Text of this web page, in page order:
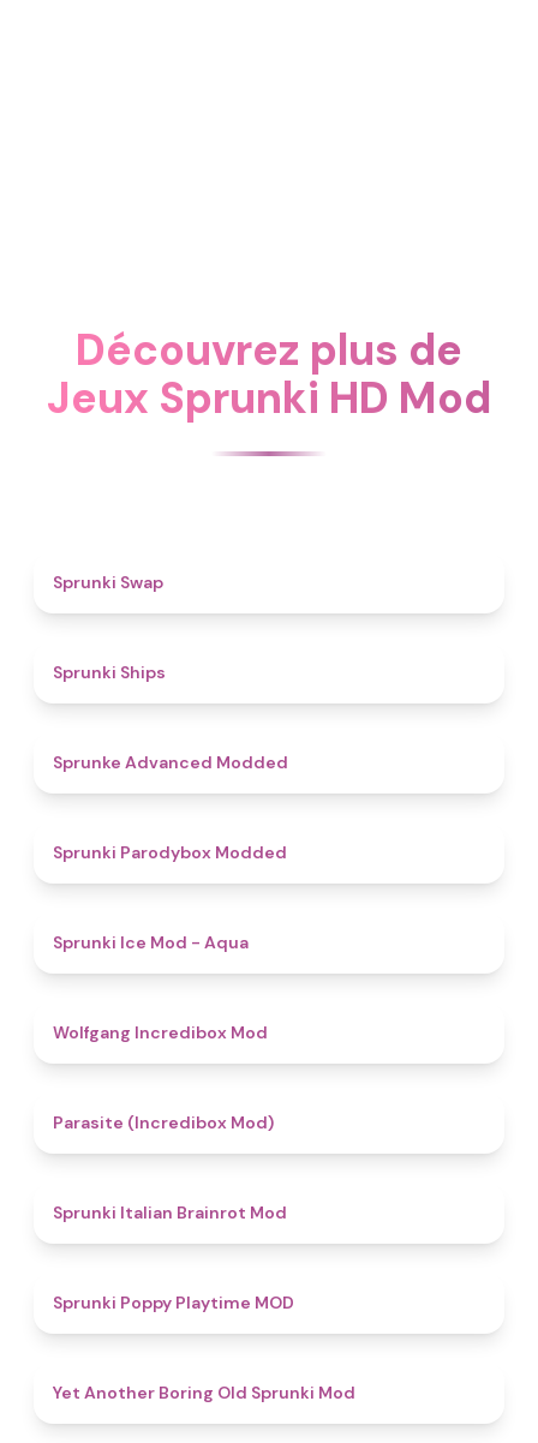
Découvrez plus de
Jeux Sprunki HD Mod
Sprunki Swap
Sprunki Ships
Sprunke Advanced Modded
Sprunki Parodybox Modded
Sprunki Ice Mod - Aqua
Wolfgang Incredibox Mod
Parasite (Incredibox Mod)
Sprunki Italian Brainrot Mod
Sprunki Poppy Playtime MOD
Yet Another Boring Old Sprunki Mod